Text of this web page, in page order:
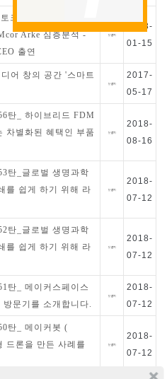
크쇼! 세계최초 종이
Arke 심층분석 -
출연
2018-
01-15
어 창의 공간 '스마트
2017-
05-17
탄_ 하이브리드 FDM
차별화된 혜택인 부품
2018-
08-16
탄_글로벌 생명과학
를 쉽게 하기 위해 라
2018-
07-12
탄_글로벌 생명과학
를 쉽게 하기 위해 라
2018-
07-12
탄_ 메이커스페이스
문기를 소개합니다.
2018-
07-12
탄_ 메이커봇 (
드론을 만든 사례를
2018-
07-12